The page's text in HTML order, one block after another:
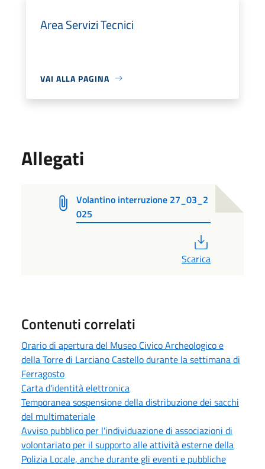
Area Servizi Tecnici
VAI ALLA PAGINA
Allegati
Volantino interruzione 27_03_2
025
Scarica
Contenuti correlati
Orario di apertura del Museo Civico Archeologico e
della Torre di Larciano Castello durante la settimana di
Ferragosto
Carta d'identità elettronica
Temporanea sospensione della distribuzione dei sacchi
del multimateriale
Avviso pubblico per l'individuazione di associazioni di
volontariato per il supporto alle attività esterne della
Polizia Locale, anche durante gli eventi e pubbliche